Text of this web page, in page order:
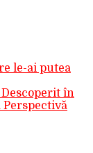
le-ai putea
în
Perspectivă